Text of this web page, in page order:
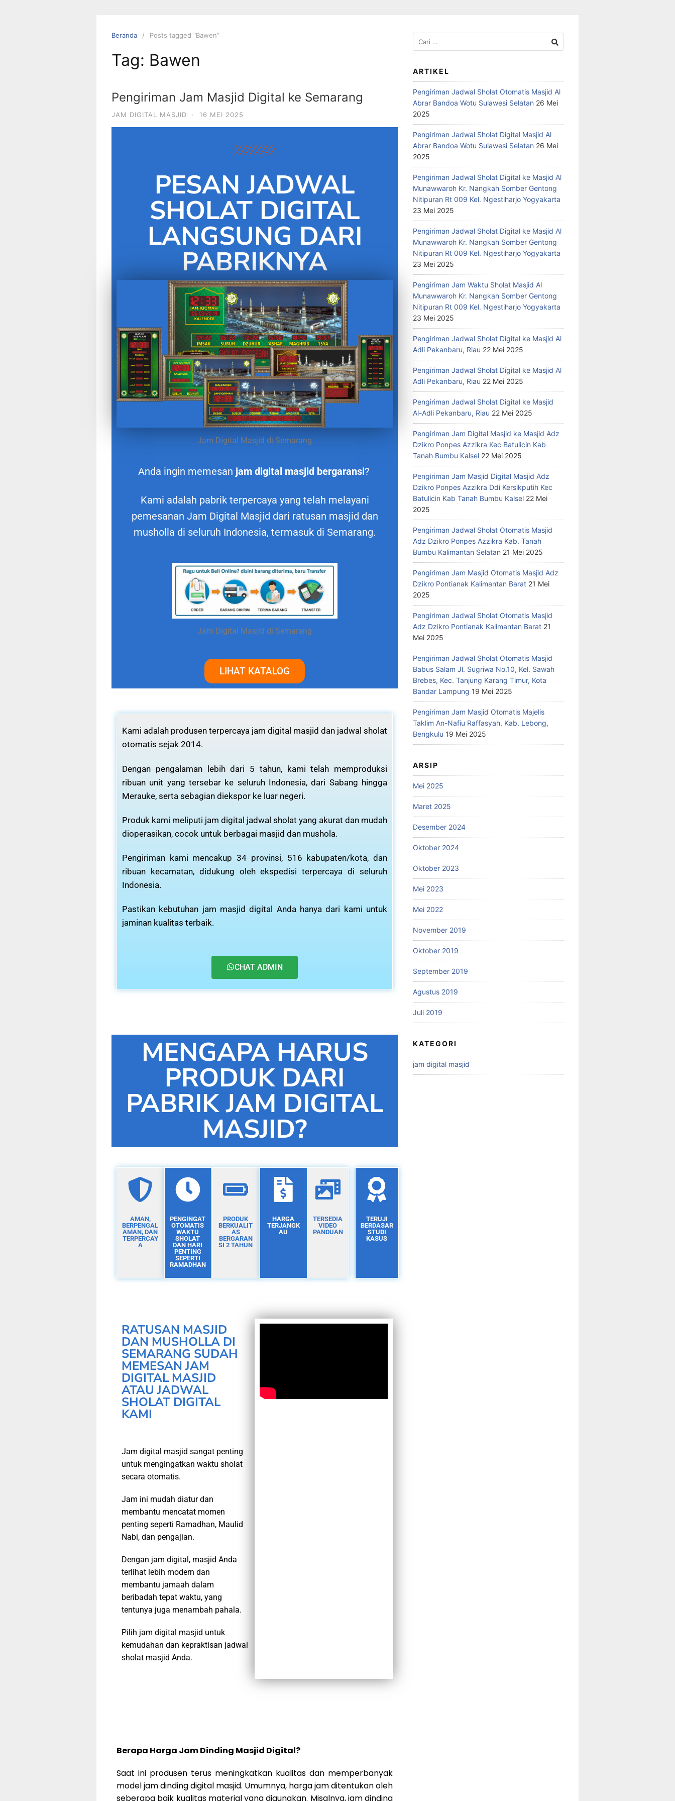
Beranda Posts tagged “Bawen”
Tag: Bawen
Pengiriman Jam Masjid Digital ke Semarang
JAM DIGITAL MASJID · 16 MEI 2025
PESAN JADWAL
SHOLAT DIGITAL
LANGSUNG DARI
PABRIKNYA
Jam Digital Masjid di Semarang
Anda ingin memesan jam digital masjid bergaransi?
Kami adalah pabrik terpercaya yang telah melayani
pemesanan Jam Digital Masjid dari ratusan masjid dan
musholla di seluruh Indonesia, termasuk di Semarang.
Jam Digital Masjid di Semarang
LIHAT KATALOG
Kami adalah produsen terpercaya jam digital masjid dan jadwal sholat
otomatis sejak 2014.
Dengan pengalaman lebih dari 5 tahun, kami telah memproduksi
ribuan unit yang tersebar ke seluruh Indonesia, dari Sabang hingga
Merauke, serta sebagian diekspor ke luar negeri.
Produk kami meliputi jam digital jadwal sholat yang akurat dan mudah
dioperasikan, cocok untuk berbagai masjid dan mushola.
Pengiriman kami mencakup 34 provinsi, 516 kabupaten/kota, dan
ribuan kecamatan, didukung oleh ekspedisi terpercaya di seluruh
Indonesia.
Pastikan kebutuhan jam masjid digital Anda hanya dari kami untuk
jaminan kualitas terbaik.
CHAT ADMIN
MENGAPA HARUS
PRODUK DARI
PABRIK JAM DIGITAL
MASJID?
AMAN,
BERPENGAL
AMAN, DAN
TERPERCAY
A
PENGINGAT
OTOMATIS
WAKTU
SHOLAT
DAN HARI
PENTING
SEPERTI
RAMADHAN
PRODUK
BERKUALIT
AS
BERGARAN
SI 2 TAHUN
HARGA
TERJANGK
AU
TERSEDIA
VIDEO
PANDUAN
TERUJI
BERDASAR
STUDI
KASUS
RATUSAN MASJID
DAN MUSHOLLA DI
SEMARANG SUDAH
MEMESAN JAM
DIGITAL MASJID
ATAU JADWAL
SHOLAT DIGITAL
KAMI
Jam digital masjid sangat penting
untuk mengingatkan waktu sholat
secara otomatis.
Jam ini mudah diatur dan
membantu mencatat momen
penting seperti Ramadhan, Maulid
Nabi, dan pengajian.
Dengan jam digital, masjid Anda
terlihat lebih modern dan
membantu jamaah dalam
beribadah tepat waktu, yang
tentunya juga menambah pahala.
Pilih jam digital masjid untuk
kemudahan dan kepraktisan jadwal
sholat masjid Anda.
Berapa Harga Jam Dinding Masjid Digital?
Saat ini produsen terus meningkatkan kualitas dan memperbanyak
model jam dinding digital masjid. Umumnya, harga jam ditentukan oleh
seberapa baik kualitas material yang digunakan. Misalnya, jam dinding
ARTIKEL
Pengiriman Jadwal Sholat Otomatis Masjid Al
Abrar Bandoa Wotu Sulawesi Selatan 26 Mei
2025
Pengiriman Jadwal Sholat Digital Masjid Al
Abrar Bandoa Wotu Sulawesi Selatan 26 Mei
2025
Pengiriman Jadwal Sholat Digital ke Masjid Al
Munawwaroh Kr. Nangkah Somber Gentong
Nitipuran Rt 009 Kel. Ngestiharjo Yogyakarta
23 Mei 2025
Pengiriman Jadwal Sholat Digital ke Masjid Al
Munawwaroh Kr. Nangkah Somber Gentong
Nitipuran Rt 009 Kel. Ngestiharjo Yogyakarta
23 Mei 2025
Pengiriman Jam Waktu Sholat Masjid Al
Munawwaroh Kr. Nangkah Somber Gentong
Nitipuran Rt 009 Kel. Ngestiharjo Yogyakarta
23 Mei 2025
Pengiriman Jadwal Sholat Digital ke Masjid Al
Adli Pekanbaru, Riau 22 Mei 2025
Pengiriman Jadwal Sholat Digital ke Masjid Al
Adli Pekanbaru, Riau 22 Mei 2025
Pengiriman Jadwal Sholat Digital ke Masjid
Al-Adli Pekanbaru, Riau 22 Mei 2025
Pengiriman Jam Digital Masjid ke Masjid Adz
Dzikro Ponpes Azzikra Kec Batulicin Kab
Tanah Bumbu Kalsel 22 Mei 2025
Pengiriman Jam Masjid Digital Masjid Adz
Dzikro Ponpes Azzikra Ddi Kersikputih Kec
Batulicin Kab Tanah Bumbu Kalsel 22 Mei
2025
Pengiriman Jadwal Sholat Otomatis Masjid
Adz Dzikro Ponpes Azzikra Kab. Tanah
Bumbu Kalimantan Selatan 21 Mei 2025
Pengiriman Jam Masjid Otomatis Masjid Adz
Dzikro Pontianak Kalimantan Barat 21 Mei
2025
Pengiriman Jadwal Sholat Otomatis Masjid
Adz Dzikro Pontianak Kalimantan Barat 21
Mei 2025
Pengiriman Jadwal Sholat Otomatis Masjid
Babus Salam Jl. Sugriwa No.10, Kel. Sawah
Brebes, Kec. Tanjung Karang Timur, Kota
Bandar Lampung 19 Mei 2025
Pengiriman Jam Masjid Otomatis Majelis
Taklim An-Nafiu Raffasyah, Kab. Lebong,
Bengkulu 19 Mei 2025
ARSIP
Mei 2025
Maret 2025
Desember 2024
Oktober 2024
Oktober 2023
Mei 2023
Mei 2022
November 2019
Oktober 2019
September 2019
Agustus 2019
Juli 2019
KATEGORI
jam digital masjid